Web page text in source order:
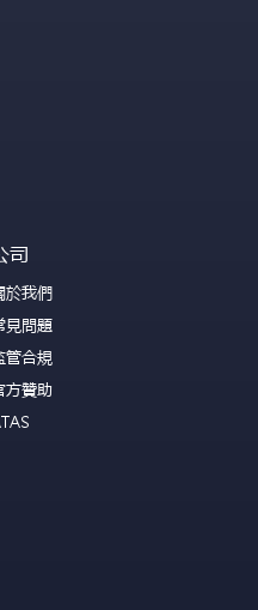
司
於我們
見問題
管合規
方贊助